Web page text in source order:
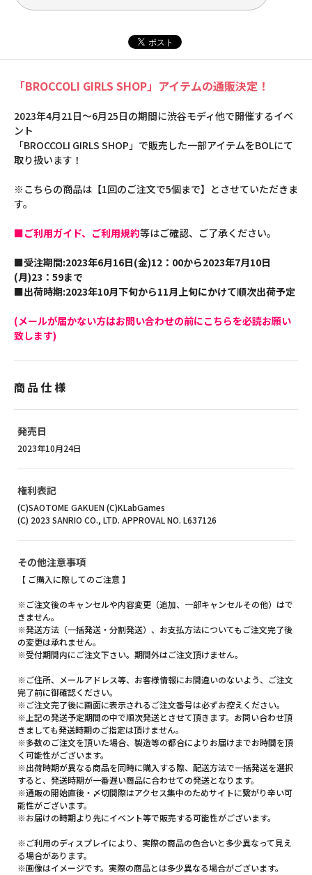
「BROCCOLI GIRLS SHOP」アイテムの通販決定！
2023年4月21日～6月25日の期間に渋谷モディ他で開催するイベ
ント
「BROCCOLI GIRLS SHOP」で販売した一部アイテムをBOLにて
取り扱います！
※こちらの商品は【1回のご注文で5個まで】とさせていただきま
す。
■ご利用ガイド、ご利用規約等はご確認、ご了承ください。
■受注期間:2023年6月16日(金)12：00から2023年7月10日
(月)23：59まで
■出荷時期:2023年10月下旬から11月上旬にかけて順次出荷予定
(メールが届かない方はお問い合わせの前にこちらを必読お願い
致します)
商品仕様
発売日
2023年10月24日
権利表記
(C)SAOTOME GAKUEN (C)KLabGames
(C) 2023 SANRIO CO., LTD. APPROVAL NO. L637126
その他注意事項
【 ご購入に際してのご注意 】
※ご注文後のキャンセルや内容変更（追加、一部キャンセルその他）はで
きません。
※発送方法（一括発送・分割発送）、お支払方法についてもご注文完了後
の変更は承れません。
※受付期間内にご注文下さい。期間外はご注文頂けません。
※ご住所、メールアドレス等、お客様情報にお間違いのないよう、ご注文
完了前に御確認ください。
※ご注文完了後に画面に表示されるご注文番号は必ずお控えください。
※上記の発送予定期間の中で順次発送とさせて頂きます。お問い合わせ頂
きましても発送時期のご指定は頂けません。
※多数のご注文を頂いた場合、製造等の都合によりお届けまでお時間を頂
く可能性がございます。
※出荷時期が異なる商品を同時に購入する際、配送方法で一括発送を選択
すると、発送時期が一番遅い商品に合わせての発送となります。
※通販の開始直後・〆切間際はアクセス集中のためサイトに繋がり辛い可
能性がございます。
※お届けの時期より先にイベント等で販売する可能性がございます。
※ご利用のディスプレイにより、実際の商品の色合いと多少異なって見え
る場合があります。
※画像はイメージです。実際の商品とは多少異なる場合がございます。